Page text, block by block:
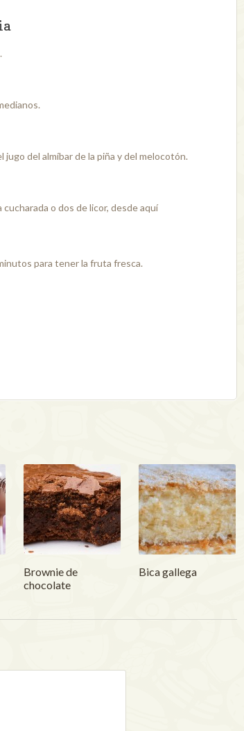
jugo del almíbar de la piña y del melocotón.
o dos de licor, desde aquí
para tener la fruta fresca.
Brownie de
chocolate
Bica gallega